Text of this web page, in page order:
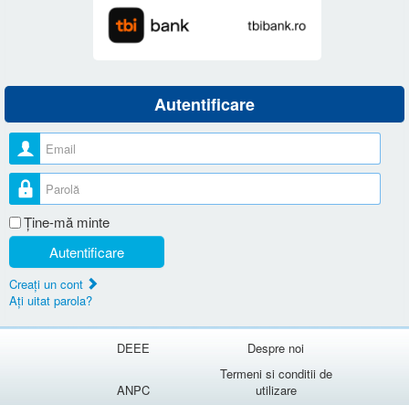
Autentificare
Nume utilizator
Parolă
Ţine-mă minte
Autentificare
Creaţi un cont
Aţi uitat parola?
DEEE Despre noi
ANPC
Termeni si conditii de
utilizare